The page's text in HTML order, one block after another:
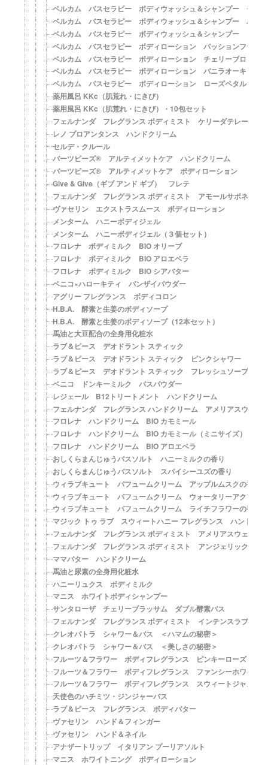
ベルカム バスセラピー ボディウォッシュ＆シャンプー チェリ
ベルカム バスセラピー ボディウォッシュ＆シャンプー バニ
ベルカム バスセラピー ボディウォッシュ＆シャンプー ロー
ベルカム バスセラピー ボディローション パッションフラワー
ベルカム バスセラピー ボディローション チェリーブロッサム
ベルカム バスセラピー ボディローション バニラオーキッド
ベルカム バスセラピー ボディローション ローズペタル
薬用風呂 KKc（肌荒れ・にきび）
薬用風呂 KKc（肌荒れ・にきび）・10包セット
フェルナンダ フレグランス ボディミスト ケリーダテレーザ
レノ プロアンタンス ハンドクリーム
セルデ・クルール
バーツビーズ® アルティメットケア ハンドクリーム
バーツビーズ® アルティメットケア ボディローション
Give & Give（ギブ アンド ギブ） フレテ
フェルナンダ フレグランス ボディミスト アモールサボネッテ
ヴァセリン エクストラスムース ボディローション
メンターム ハニーボディジェル
メンターム ハニーボディジェル（３個セット）
フロレナ ボディミルク BIO オリーブ
フロレナ ボディミルク BIO アロエベラ
フロレナ ボディミルク BIO シアバター
ベニコ×ハローキティ バンザイパウダー
アグリー フレグランス ボディコロン
H.B.A. 酵素と生姜のボディソープ
H.B.A. 酵素と生姜のボディソープ（12本セット）
馬油と大豆配合の全身用化粧水
ラブ＆ピース デオドラント スティック
ラブ＆ピース デオドラント スティック ピンクシャワー
ラブ＆ピース デオドラント スティック フレッシュソープ
ベニコ ドンキーミルク バスパウダー
レジェール B12トリートメント ハンドクリーム
フェルナンダ フレグランス ハンドクリーム アメリアスウェル
フロレナ ハンドクリーム BIO カモミール
フロレナ ハンドクリーム BIO カモミール（ミニサイズ）
フロレナ ハンドクリーム BIO アロエベラ
おしくらまんじゅうバスソルト ハニーミルクの香り
おしくらまんじゅうバスソルト スパイシーユズの香り
ウィラブキュート パフュームクリーム アップルムスクの香り
ウィラブキュート パフュームクリーム ウォータリーアクアの
ウィラブキュート パフュームクリーム ライチフラワーの香り
マジック トゥ ラブ スウィートハニー フレグランス ハンド＆ネ
フェルナンダ フレグランス ボディミスト アメリアスウェル
フェルナンダ フレグランス ボディミスト アンジェリックベラ
ママバター ハンドクリーム
馬油と尿素の全身用化粧水
ハニーリュクス ボディミルク
マニス ホワイトボディシャンプー
サンタローザ チェリーブラッサム ダブル酵素バス
フェルナンダ フレグランス ボディミスト インテンスラブ
クレオパトラ シャワー＆バス ＜ハマムの秘密＞
クレオパトラ シャワー＆バス ＜美しさの秘密＞
フルーツ＆フラワー ボディフレグランス ピンキーローズ
フルーツ＆フラワー ボディフレグランス ファンシーホワイト
フルーツ＆フラワー ボディフレグランス スウィートジャスミン
天使色のハチミツ・ジンジャーバス
ラブ＆ピース フレグランス ボディバター
ヴァセリン ハンド＆フィンガー
ヴァセリン ハンド＆ネイル
アナザートリップ イタリアン プーリアソルト
マニス ホワイトニング ボディローション